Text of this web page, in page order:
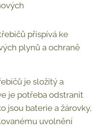
přispívá ke
plynů a ochraně
je složitý a
je potřeba odstranit
jsou baterie a žárovky,
uvolnění